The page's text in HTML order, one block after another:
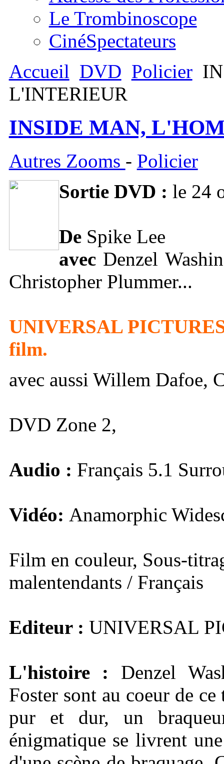
Le Trombinoscope
CinéSpectateurs
Accueil DVD Policier
L'INTERIEUR
INSIDE MAN,
Autres Zooms - Policier
Sortie DVD : le 24
DeSpike Lee
avecDenzel
Christopher Plummer...
UNIVERSAL
film.
avec aussi Willem Dafoe,
DVD Zone 2,
Audio : Français 5.1
Vidéo: Anamorphic
Film en couleur, Sous-
malentendants / Français
Editeur : UNIVERSAL
L'histoire : Denzel
Foster sont au coeur de
pur et dur, un
énigmatique se livrent